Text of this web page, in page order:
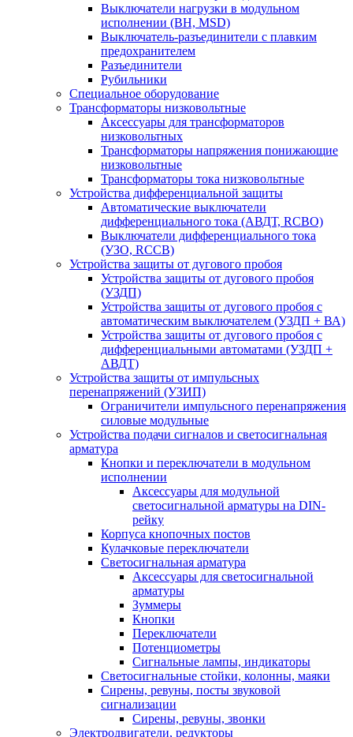
Выключатели нагрузки в модульном
исполнении (ВН, MSD)
Выключатель-разъединители с плавким
предохранителем
Разъединители
Рубильники
Специальное оборудование
Трансформаторы низковольтные
Аксессуары для трансформаторов
низковольтных
Трансформаторы напряжения понижающие
низковольтные
Трансформаторы тока низковольтные
Устройства дифференциальной защиты
Автоматические выключатели
дифференциального тока (АВДТ, RCBO)
Выключатели дифференциального тока
(УЗО, RCCB)
Устройства защиты от дугового пробоя
Устройства защиты от дугового пробоя
(УЗДП)
Устройства защиты от дугового пробоя с
автоматическим выключателем (УЗДП + ВА)
Устройства защиты от дугового пробоя с
дифференциальными автоматами (УЗДП +
АВДТ)
Устройства защиты от импульсных
перенапряжений (УЗИП)
Ограничители импульсного перенапряжения
силовые модульные
Устройства подачи сигналов и светосигнальная
арматура
Кнопки и переключатели в модульном
исполнении
Аксессуары для модульной
светосигнальной арматуры на DIN-
рейку
Корпуса кнопочных постов
Кулачковые переключатели
Светосигнальная арматура
Аксессуары для светосигнальной
арматуры
Зуммеры
Кнопки
Переключатели
Потенциометры
Сигнальные лампы, индикаторы
Светосигнальные стойки, колонны, маяки
Сирены, ревуны, посты звуковой
сигнализации
Сирены, ревуны, звонки
Электродвигатели, редукторы